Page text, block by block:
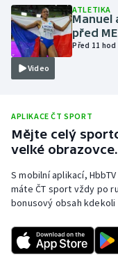
Olympijské hry
Parasport
Plážový volejbal
Rychlobruslení
Rychlostní
Video
ATLETIKA
Manuel
před
Před 11 hod
APLIKACE ČT SPORT
Mějte celý
velké obrazovce.
S mobilní aplikací,
máte ČT sport vždy po
bonusový obsah kdekoli